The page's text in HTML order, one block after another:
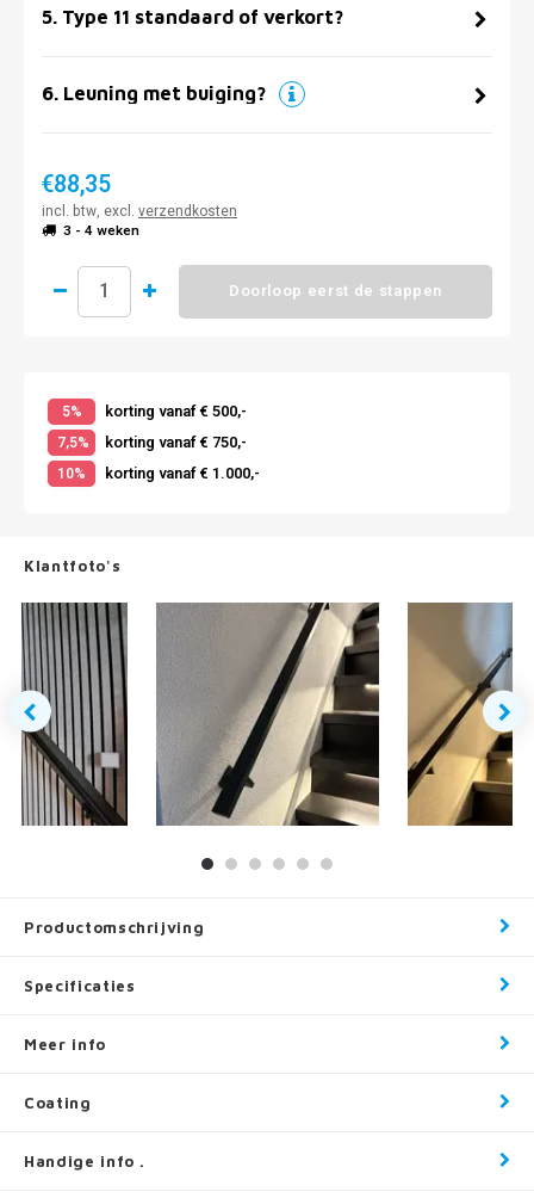
5. Type 11 standaard of verkort?
6. Leuning met buiging?
€88,35
incl. btw, excl. verzendkosten
3 - 4 weken
Doorloop eerst de stappen
5% korting vanaf € 500,-
7,5% korting vanaf € 750,-
10% korting vanaf € 1.000,-
Klantfoto's
Productomschrijving
Specificaties
Meer info
Coating
Handige info .